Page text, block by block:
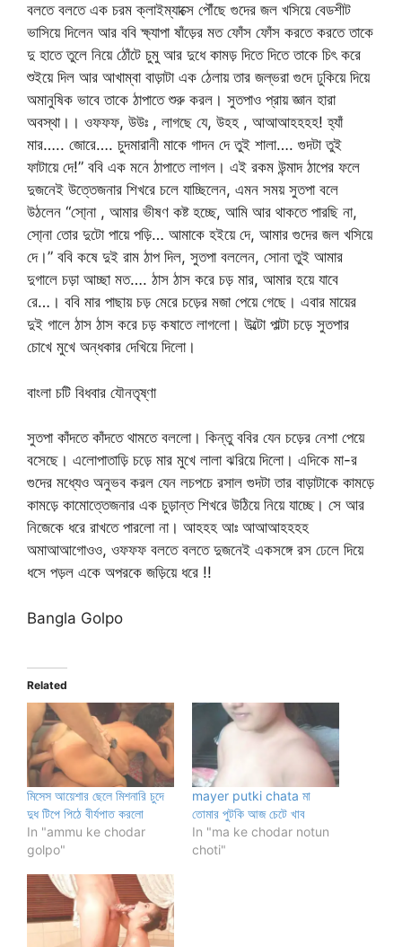
বলতে বলতে এক চরম ক্লাইম্যাক্সে পৌঁছে গুদের জল খসিয়ে বেডশীট
ভাসিয়ে দিলেন আর ববি ক্ষ্যাপা ষাঁড়ের মত ফোঁস ফোঁস করতে করতে তাকে
দু হাতে তুলে নিয়ে ঠোঁটে চুমু আর দুধে কামড় দিতে দিতে তাকে চিৎ করে
শুইয়ে দিল আর আখাম্বা বাড়াটা এক ঠেলায় তার জল্ভরা গুদে ঢুকিয়ে দিয়ে
অমানুষিক ভাবে তাকে ঠাপাতে শুরু করল। সুতপাও প্রায় জ্ঞান হারা
অবস্থা।। ওফফফ, উউঃ , লাগছে যে, উহহ , আআআহহহহ! হ্যাঁ
মার….. জোরে…. চুদমারানী মাকে গাদন দে তুই শালা…. গুদটা তুই
ফাটায়ে দে!” ববি এক মনে ঠাপাতে লাগল। এই রকম উন্মাদ ঠাপের ফলে
দুজনেই উত্তেজনার শিখরে চলে যাচ্ছিলেন, এমন সময় সুতপা বলে
উঠলেন “সো্না , আমার ভীষণ কষ্ট হচ্ছে, আমি আর থাকতে পারছি না,
সো্না তোর দুটো পায়ে পড়ি… আমাকে হইয়ে দে, আমার গুদের জল খসিয়ে
দে।” ববি কষে দুই রাম ঠাপ দিল, সুতপা বললেন, সোনা তুই আমার
দুগালে চড়া আচ্ছা মত…. ঠাস ঠাস করে চড় মার, আমার হয়ে যাবে
রে…। ববি মার পাছায় চড় মেরে চড়ের মজা পেয়ে গেছে। এবার মায়ের
দুই গালে ঠাস ঠাস করে চড় কষাতে লাগলো। উল্টো পাল্টা চড়ে সুতপার
চোখে মুখে অন্ধকার দেখিয়ে দিলো।
বাংলা চটি বিধবার যৌনতৃষ্ণা
সুতপা কাঁদতে কাঁদতে থামতে বললো। কিন্তু ববির যেন চড়ের নেশা পেয়ে
বসেছে। এলোপাতাড়ি চড়ে মার মুখে লালা ঝরিয়ে দিলো। এদিকে মা-র
গুদের মধ্যেও অনুভব করল যেন লচপচে রসাল গুদটা তার বাড়াটাকে কামড়ে
কামড়ে কামোত্তেজনার এক চুড়ান্ত শিখরে উঠিয়ে নিয়ে যাচ্ছে। সে আর
নিজেকে ধরে রাখতে পারলো না। আহহহ আঃ আআআহহহহ
অমাআআগোওও, ওফফফ বলতে বলতে দুজনেই একসঙ্গে রস ঢেলে দিয়ে
ধসে পড়ল একে অপরকে জড়িয়ে ধরে !!
Bangla Golpo
Related
মিসেস আয়েশার ছেলে মিশনারি চুদে
দুধ টিপে পিঠে বীর্যপাত করলো
In "ammu ke chodar
golpo"
mayer putki chata মা
তোমার পুটকি আজ চেটে খাব
In "ma ke chodar notun
choti"